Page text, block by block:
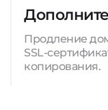
Продление
SSL-
копирования.